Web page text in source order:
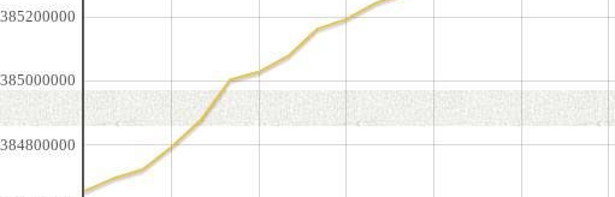
384800000
385000000
385200000